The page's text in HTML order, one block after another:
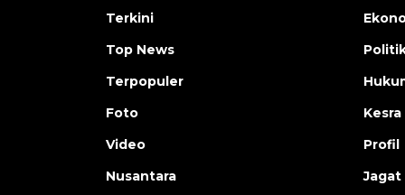
Terkini
Top News
Terpopuler
Foto
Video
Nusantara
Kesra
Profil
Jagat